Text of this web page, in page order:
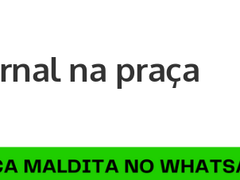
na praça